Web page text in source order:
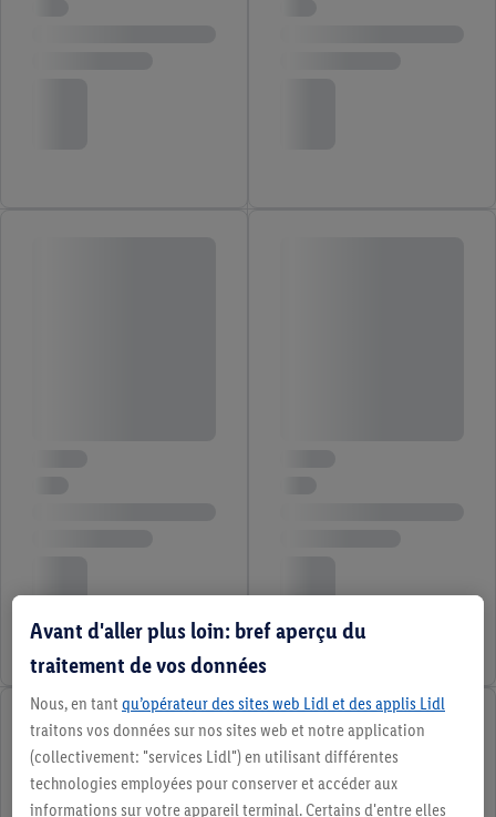
Avant d'aller plus loin: bref aperçu du
traitement de vos données
Nous, en tant qu’opérateur des sites web Lidl et des applis Lidl
traitons vos données sur nos sites web et notre application
(collectivement: "services Lidl") en utilisant différentes
technologies employées pour conserver et accéder aux
informations sur votre appareil terminal. Certains d'entre elles